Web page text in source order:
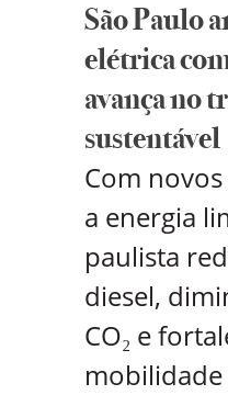
São Paulo
elétrica
avança no
sustentável
Com
a energia
paulista
diesel,
CO₂ e